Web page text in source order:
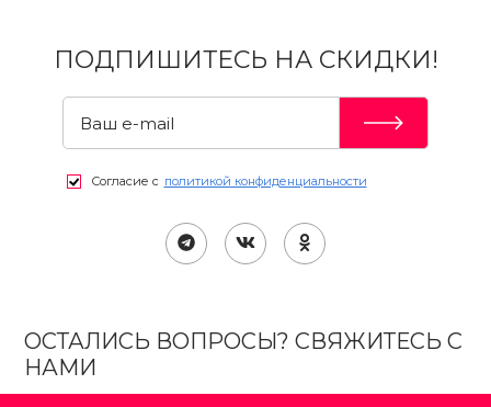
ПОДПИШИТЕСЬ НА СКИДКИ!
Согласие с политикой конфиденциальности
ОСТАЛИСЬ ВОПРОСЫ? СВЯЖИТЕСЬ С
НАМИ